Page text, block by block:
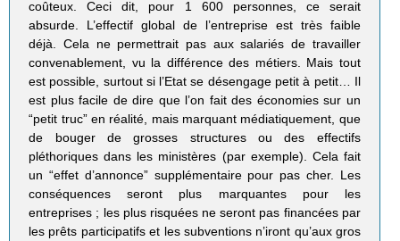
coûteux. Ceci dit, pour 1 600 personnes, ce serait
absurde. L’effectif global de l’entreprise est très faible
déjà. Cela ne permettrait pas aux salariés de travailler
convenablement, vu la différence des métiers. Mais tout
est possible, surtout si l’Etat se désengage petit à petit… Il
est plus facile de dire que l’on fait des économies sur un
“petit truc” en réalité, mais marquant médiatiquement, que
de bouger de grosses structures ou des effectifs
pléthoriques dans les ministères (par exemple). Cela fait
un “effet d’annonce” supplémentaire pour pas cher. Les
conséquences seront plus marquantes pour les
entreprises ; les plus risquées ne seront pas financées par
les prêts participatifs et les subventions n’iront qu’aux gros